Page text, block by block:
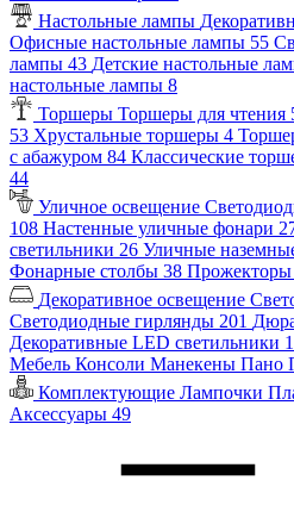
Настольные лампы
Офисные настольные лампы 55
лампы 43 Детские настольные
настольные лампы 8
Торшеры Торшеры для чтения
53 Хрустальные торшеры 4
с абажуром 84 Классические
44
Уличное освещение
108 Настенные уличные фонари
светильники 26 Уличные
Фонарные столбы 38 Прожекторы
Декоративное освещение
Светодиодные гирлянды 201
Декоративные LED светильники
Мебель Консоли Манекены Пано
Комплектующие Лампочки
Аксессуары 49